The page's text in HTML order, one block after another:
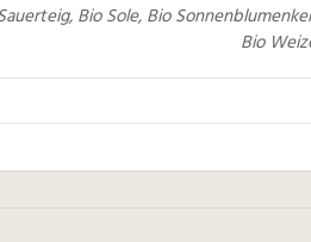
Bio Sole, Bio
Bio